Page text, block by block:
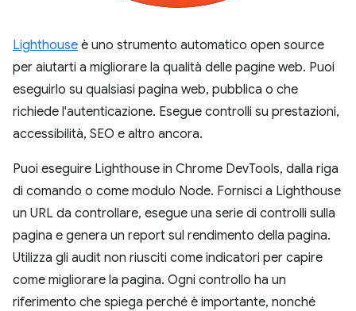
Lighthouse è uno strumento automatico open source
per aiutarti a migliorare la qualità delle pagine web. Puoi
eseguirlo su qualsiasi pagina web, pubblica o che
richiede l'autenticazione. Esegue controlli su prestazioni,
accessibilità, SEO e altro ancora.
Puoi eseguire Lighthouse in Chrome DevTools, dalla riga
di comando o come modulo Node. Fornisci a Lighthouse
un URL da controllare, esegue una serie di controlli sulla
pagina e genera un report sul rendimento della pagina.
Utilizza gli audit non riusciti come indicatori per capire
come migliorare la pagina. Ogni controllo ha un
riferimento che spiega perché è importante, nonché